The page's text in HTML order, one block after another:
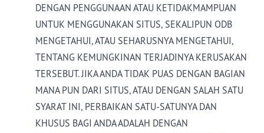
DENGAN PENGGUNAAN ATAU KETIDAKMAMPUAN
UNTUK MENGGUNAKAN SITUS, SEKALIPUN ODB
MENGETAHUI, ATAU SEHARUSNYA MENGETAHUI,
TENTANG KEMUNGKINAN TERJADINYA KERUSAKAN
TERSEBUT. JIKA ANDA TIDAK PUAS DENGAN BAGIAN
MANA PUN DARI SITUS, ATAU DENGAN SALAH SATU
SYARAT INI, PERBAIKAN SATU-SATUNYA DAN
KHUSUS BAGI ANDA ADALAH DENGAN